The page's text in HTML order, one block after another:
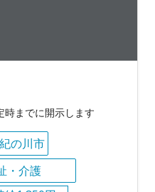
時までに開示します
紀の川市
・介護